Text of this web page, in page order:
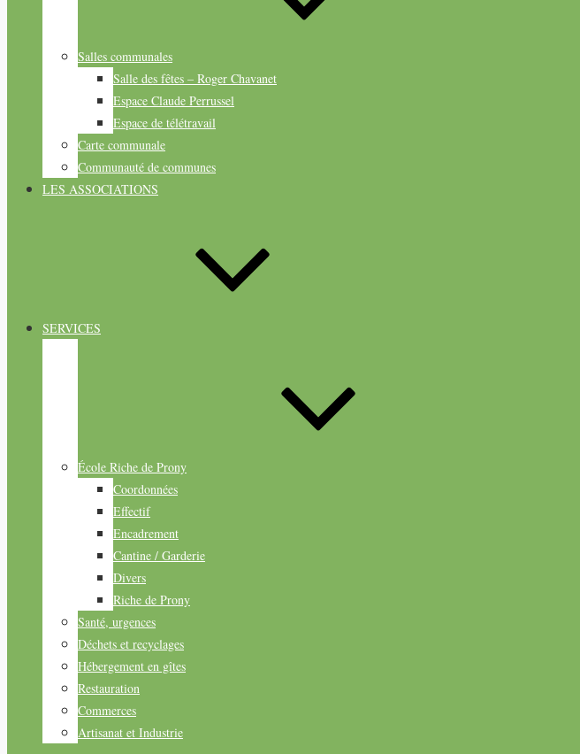
Salles communales
Salle des fêtes – Roger Chavanet
Espace Claude Perrussel
Espace de télétravail
Carte communale
Communauté de communes
LES ASSOCIATIONS
SERVICES
École Riche de Prony
Coordonnées
Effectif
Encadrement
Cantine / Garderie
Divers
Riche de Prony
Santé, urgences
Déchets et recyclages
Hébergement en gîtes
Restauration
Commerces
Artisanat et Industrie